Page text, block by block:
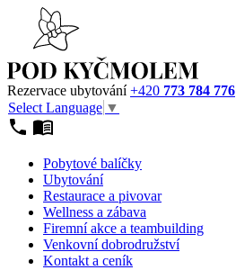
Rezervace ubytování+420 773 784 776
Select Language ▼
Pobytové balíčky
Ubytování
Restaurace a pivovar
Wellness a zábava
Firemní akce a teambuilding
Venkovní dobrodružství
Kontakt a ceník